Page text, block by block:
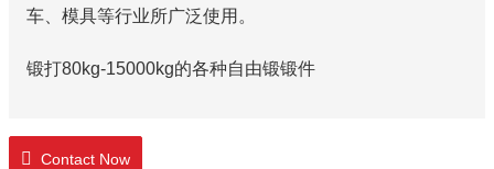
车、模具等行业所广泛使用。
锻打80kg-15000kg的各种自由锻锻件
Contact Now